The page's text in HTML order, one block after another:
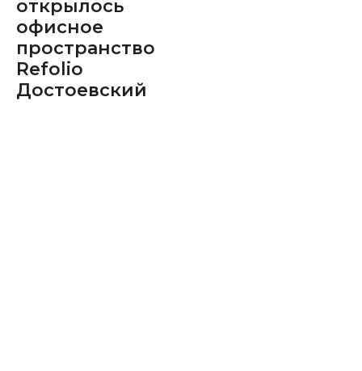
открылось
офисное
пространство
Refolio
Достоевский